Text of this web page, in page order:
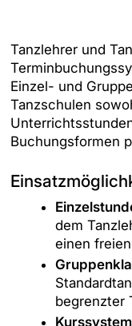
Tanzlehrer und
Einzel- und
Tanzschulen
Buchungsformen
dem
einen
begrenzter